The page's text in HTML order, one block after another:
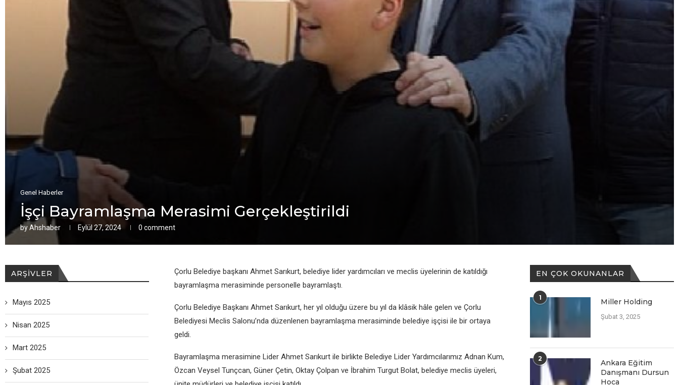
Genel Haberler
İşçi Bayramlaşma Merasimi Gerçekleştirildi
byAhshaber Eylül 27, 2024 0 comment
Çorlu Belediye başkanı Ahmet Sarıkurt, belediye lider yardımcıları ve meclis üyelerinin de katıldığı
bayramlaşma merasiminde personelle bayramlaştı.
Çorlu Belediye Başkanı Ahmet Sarıkurt, her yıl olduğu üzere bu yıl da klâsik hâle gelen ve Çorlu
Belediyesi Meclis Salonu’nda düzenlenen bayramlaşma merasiminde belediye işçisi ile bir ortaya
geldi.
Bayramlaşma merasimine Lider Ahmet Sarıkurt ile birlikte Belediye Lider Yardımcılarımız Adnan Kum,
Özcan Veysel Tunçcan, Güner Çetin, Oktay Çolpan ve İbrahim Turgut Bolat, belediye meclis üyeleri,
EN ÇOK OKUNANLAR
1 Miller Holding
Şubat 3, 2025
2
Ankara Eğitim
Danışmanı Dursun
Hoca
ARŞIVLER
Mayıs 2025
Nisan 2025
Mart 2025
Şubat 2025